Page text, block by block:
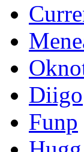
Diigo
Funp